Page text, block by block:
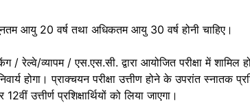
आयु 20 वर्ष तथा अधिकतम आयु 30 वर्ष होनी चाहिए।
रेल्वे/व्यापम / एस.एस.सी. द्वारा आयोजित परीक्षा में शामिल
होगा। प्राक्चयन परीक्षा उत्तीण होने के उपरांत स्नातक
उत्तीर्ण प्रशिक्षार्थियों को लिया जाएगा।